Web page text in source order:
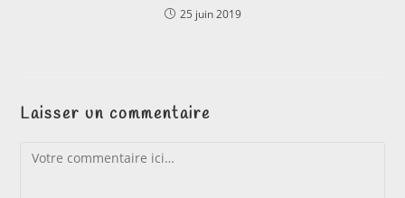
25 juin 2019
Laisser un commentaire
Comment